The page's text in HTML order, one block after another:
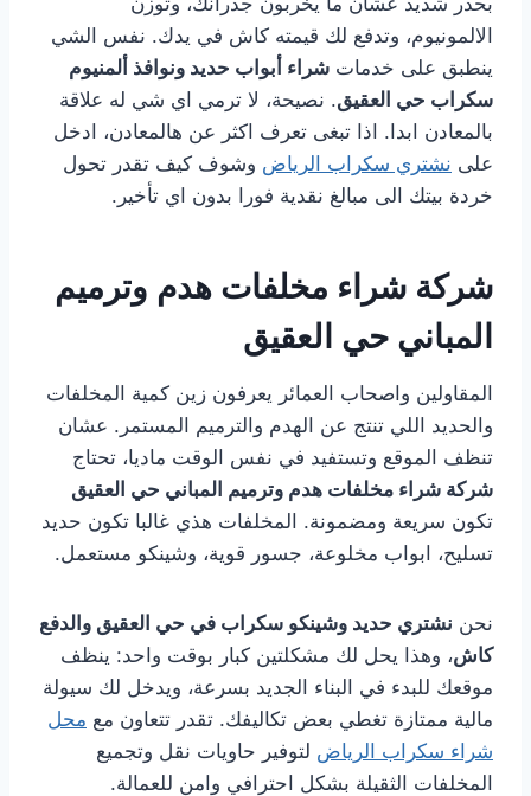
الالمونيوم، وتدفع لك قيمته كاش في يدك. نفس الشي
ينطبق على خدمات شراء أبواب حديد ونوافذ ألمنيوم
سكراب حي العقيق. نصيحة، لا ترمي اي شي له علاقة
بالمعادن ابدا. اذا تبغى تعرف اكثر عن هالمعادن، ادخل
على نشتري سكراب الرياض وشوف كيف تقدر تحول
خردة بيتك الى مبالغ نقدية فورا بدون اي تأخير.
شركة شراء مخلفات هدم وترميم
المباني حي العقيق
المقاولين واصحاب العمائر يعرفون زين كمية المخلفات
والحديد اللي تنتج عن الهدم والترميم المستمر. عشان
تنظف الموقع وتستفيد في نفس الوقت ماديا، تحتاج
شركة شراء مخلفات هدم وترميم المباني حي العقيق
تكون سريعة ومضمونة. المخلفات هذي غالبا تكون حديد
تسليح، ابواب مخلوعة، جسور قوية، وشينكو مستعمل.
نحن نشتري حديد وشينكو سكراب في حي العقيق والدفع
كاش، وهذا يحل لك مشكلتين كبار بوقت واحد: ينظف
موقعك للبدء في البناء الجديد بسرعة، ويدخل لك سيولة
مالية ممتازة تغطي بعض تكاليفك. تقدر تتعاون مع محل
شراء سكراب الرياض لتوفير حاويات نقل وتجميع
المخلفات الثقيلة بشكل احترافي وامن للعمالة.